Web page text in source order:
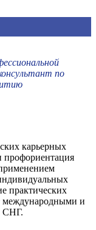
по
карьерных
профориентация
практических
международными и
СНГ.